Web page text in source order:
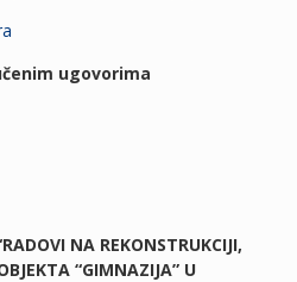
ugovorima
NA REKONSTRUKCIJI,
“GIMNAZIJA” U